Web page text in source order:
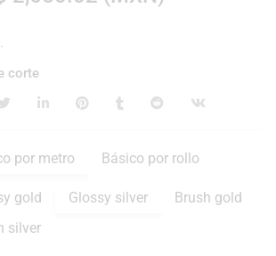
corte
por metro Básico por rollo
gold Glossy silver
Brush gold
silver